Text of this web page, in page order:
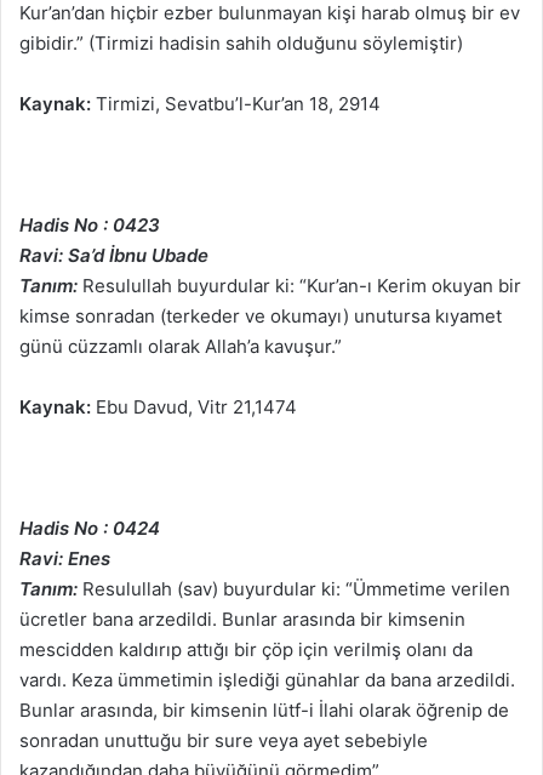
Kur’an’dan hiçbir ezber bulunmayan kişi harab olmuş bir ev
gibidir.” (Tirmizi hadisin sahih olduğunu söylemiştir)
Kaynak: Tirmizi, Sevatbu’l-Kur’an 18, 2914
Hadis No : 0423
Ravi: Sa’d İbnu Ubade
Tanım: Resulullah buyurdular ki: “Kur’an-ı Kerim okuyan bir
kimse sonradan (terkeder ve okumayı) unutursa kıyamet
günü cüzzamlı olarak Allah’a kavuşur.”
Kaynak: Ebu Davud, Vitr 21,1474
Hadis No : 0424
Ravi: Enes
Tanım: Resulullah (sav) buyurdular ki: “Ümmetime verilen
ücretler bana arzedildi. Bunlar arasında bir kimsenin
mescidden kaldırıp attığı bir çöp için verilmiş olanı da
vardı. Keza ümmetimin işlediği günahlar da bana arzedildi.
Bunlar arasında, bir kimsenin lütf-i İlahi olarak öğrenip de
sonradan unuttuğu bir sure veya ayet sebebiyle